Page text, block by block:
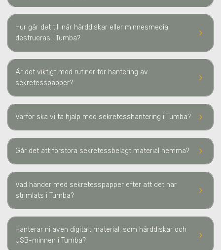
keyboard_arrow_right
Hur går det till när hårddiskar eller minnesmedia
destrueras i Tumba?
keyboard_arrow_right
Är det viktigt med rutiner för hantering av
sekretesspapper?
keyboard_arrow_right
Varför ska vi ta hjälp med sekretesshantering i Tumba?
keyboard_arrow_right
Går det att förstöra sekretessbelagt material hemma?
keyboard_arrow_right
Vad händer med sekretesspapper efter att det har
strimlats i Tumba?
keyboard_arrow_right
Hanterar ni även digitalt material, som hårddiskar och
USB-minnen i Tumba?